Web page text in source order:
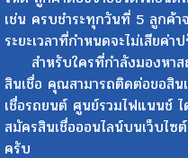
เช่น ครบชำระทุกวันที่ 5 ลูกค้า
ระยะเวลาที่กำหนดจะไม่เสียค่า
สำหรับใครที่กำลังมองหาส
สินเชื่อ คุณสามารถติดต่อขอสิ
เชื่อรถยนต์ ศูนย์รวมไฟแนนช์
สมัครสินเชื่อออนไลน์บนเว็บไ
ครับ